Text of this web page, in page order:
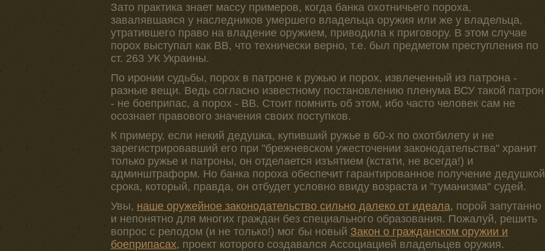
Зато практика знает массу примеров, когда банка охотничьего пороха,
завалявшаяся у наследников умершего владельца оружия или же у владельца,
утратившего право на владение оружием, приводила к приговору. В этом случае
порох выступал как ВВ, что технически верно, т.е. был предметом преступления по
ст. 263 УК Украины.
По иронии судьбы, порох в патроне к ружью и порох, извлеченный из патрона -
разные вещи. Ведь согласно известному постановлению пленума ВСУ такой патрон
- не боеприпас, а порох - ВВ. Стоит помнить об этом, ибо часто человек сам не
осознает правового значения своих поступков.
К примеру, если некий дедушка, купивший ружье в 60-х по охотбилету и не
зарегистрировавший его при "брежневском ужесточении законодательства" хранит
только ружье и патроны, он отделается изъятием (кстати, не всегда!) и
админштраформ. Но банка пороха обеспечит гарантированное получение дедушкой
срока, который, правда, он отбудет условно ввиду возраста и "гуманизма" судей.
Увы, наше оружейное законодательство сильно далеко от идеала, порой запутанно
и непонятно для многих граждан без специального образования. Пожалуй, решить
вопрос с релодом (и не только!) мог бы новый Закон о гражданском оружии и
боеприпасах, проект которого создавался Ассоциацией владельцев оружия.